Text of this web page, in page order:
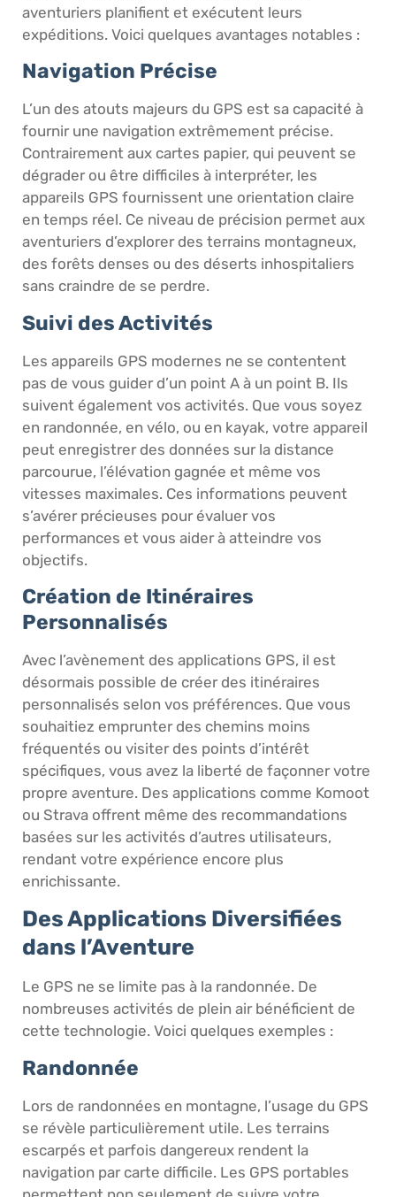
aventuriers planifient et exécutent leurs
expéditions. Voici quelques avantages notables :
Navigation Précise
L’un des atouts majeurs du GPS est sa capacité à
fournir une navigation extrêmement précise.
Contrairement aux cartes papier, qui peuvent se
dégrader ou être difficiles à interpréter, les
appareils GPS fournissent une orientation claire
en temps réel. Ce niveau de précision permet aux
aventuriers d’explorer des terrains montagneux,
des forêts denses ou des déserts inhospitaliers
sans craindre de se perdre.
Suivi des Activités
Les appareils GPS modernes ne se contentent
pas de vous guider d’un point A à un point B. Ils
suivent également vos activités. Que vous soyez
en randonnée, en vélo, ou en kayak, votre appareil
peut enregistrer des données sur la distance
parcourue, l’élévation gagnée et même vos
vitesses maximales. Ces informations peuvent
s’avérer précieuses pour évaluer vos
performances et vous aider à atteindre vos
objectifs.
Création de Itinéraires
Personnalisés
Avec l’avènement des applications GPS, il est
désormais possible de créer des itinéraires
personnalisés selon vos préférences. Que vous
souhaitiez emprunter des chemins moins
fréquentés ou visiter des points d’intérêt
spécifiques, vous avez la liberté de façonner votre
propre aventure. Des applications comme Komoot
ou Strava offrent même des recommandations
basées sur les activités d’autres utilisateurs,
rendant votre expérience encore plus
enrichissante.
Des Applications Diversifiées
dans l’Aventure
Le GPS ne se limite pas à la randonnée. De
nombreuses activités de plein air bénéficient de
cette technologie. Voici quelques exemples :
Randonnée
Lors de randonnées en montagne, l’usage du GPS
se révèle particulièrement utile. Les terrains
escarpés et parfois dangereux rendent la
navigation par carte difficile. Les GPS portables